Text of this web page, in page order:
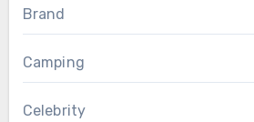
Brand
Camping
Celebrity